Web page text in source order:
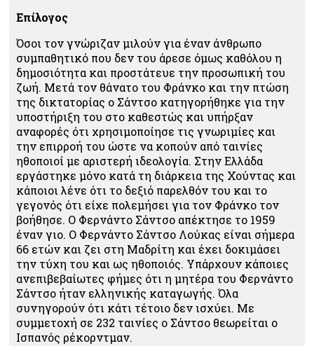
Επίλογος
Όσοι τον γνώριζαν μιλούν για έναν άνθρωπο
συμπαθητικό που δεν του άρεσε όμως καθόλου η
δημοσιότητα και προστάτευε την προσωπική του
ζωή. Μετά τον θάνατο του Φράνκο και την πτώση
της δικτατορίας ο Σάντσο κατηγορήθηκε για την
υποστήριξη του στο καθεστώς και υπήρξαν
αναφορές ότι χρησιμοποίησε τις γνωριμίες και
την επιρροή του ώστε να κοπούν από ταινίες
ηθοποιοί με αριστερή ιδεολογία. Στην Ελλάδα
εργάστηκε μόνο κατά τη διάρκεια της Χούντας και
κάποιοι λένε ότι το δεξιό παρελθόν του και το
γεγονός ότι είχε πολεμήσει για τον Φράνκο τον
βοήθησε. Ο Φερνάντο Σάντσο απέκτησε το 1959
έναν γιο. Ο Φερνάντο Σάντσο Λούκας είναι σήμερα
66 ετών και ζει στη Μαδρίτη και έχει δοκιμάσει
την τύχη του και ως ηθοποιός. Υπάρχουν κάποιες
ανεπιβεβαίωτες φήμες ότι η μητέρα του Φερνάντο
Σάντσο ήταν ελληνικής καταγωγής. Όλα
συνηγορούν ότι κάτι τέτοιο δεν ισχύει. Με
συμμετοχή σε 232 ταινίες ο Σάντσο θεωρείται ο
Ισπανός ρέκορντμαν.